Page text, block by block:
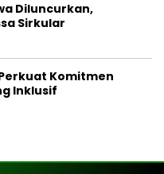
Diluncurkan,
Sirkular
Komitmen
Inklusif